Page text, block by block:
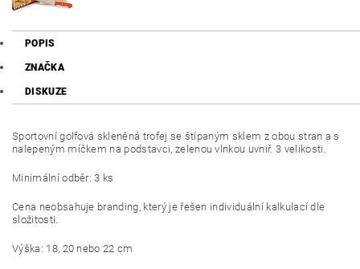
POPIS
ZNAČKA
DISKUZE
Sportovní golfová skleněná trofej se štípaným sklem z obou stran a s
nalepeným míčkem na podstavci, zelenou vlnkou uvniř. 3 velikosti.
Minimální odběr: 3 ks
Cena neobsahuje branding, který je řešen individuální kalkulací dle
složitosti.
Výška: 18, 20 nebo 22 cm